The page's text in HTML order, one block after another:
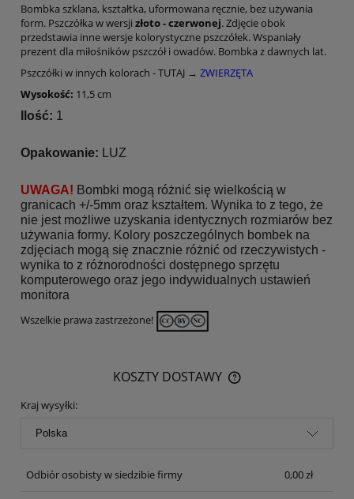
Bombka szklana, kształtka, uformowana ręcznie, bez używania
form. Pszczółka w wersji złoto - czerwonej. Zdjęcie obok
przedstawia inne wersje kolorystyczne pszczółek. Wspaniały
prezent dla miłośników pszczół i owadów. Bombka z dawnych lat.
Pszczółki w innych kolorach - TUTAJ → ZWIERZĘTA
Wysokość: 11,5 cm
Ilość: 1
Opakowanie: LUZ
UWAGA! Bombki mogą różnić się wielkością w
granicach +/-5mm oraz kształtem. Wynika to z tego, że
nie jest możliwe uzyskania identycznych rozmiarów bez
używania formy. Kolory poszczególnych bombek na
zdjęciach mogą się znacznie różnić od rzeczywistych -
wynika to z różnorodności dostępnego sprzętu
komputerowego oraz jego indywidualnych ustawień
monitora
Wszelkie prawa zastrzeżone!
KOSZTY DOSTAWY
CENA NIE ZAWIERA EWENTUALNYCH KOSZTÓW PŁATNOŚCI
Kraj wysyłki:
Odbiór osobisty w siedzibie firmy 0,00 zł